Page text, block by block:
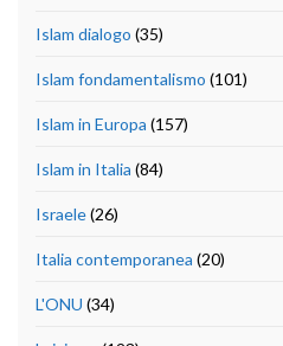
Islam dialogo (35)
Islam fondamentalismo (101)
Islam in Europa (157)
Islam in Italia (84)
Israele(26)
Italia contemporanea (20)
L'ONU (34)